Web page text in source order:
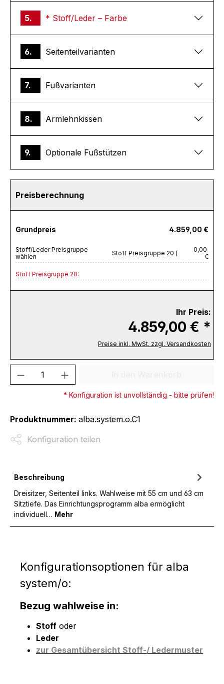
5. * Stoff/Leder – Farbe
6. Seitenteilvarianten
7. Fußvarianten
8. Armlehnkissen
9. Optionale Fußstützen
Preisberechnung
Grundpreis 4.859,00 €
Stoff/Leder Preisgruppe
wählen
Stoff Preisgruppe 20 (
0,00
€
Stoff Preisgruppe 20:
Ihr Preis:
4.859,00 € *
Preise inkl. MwSt. zzgl. Versandkosten
Produkt Anzahl: Gib den
* Konfiguration ist unvollständig - bitte prüfen!
Produktnummer: alba.system.o.C1
Konfiguration teilen
Beschreibung
Dreisitzer, Seitenteil links. Wahlweise mit 55 cm und 63 cm
Sitztiefe. Das Einrichtungsprogramm alba ermöglicht
individuell… Mehr
Konfigurationsoptionen für alba
system/o:
Bezug wahlweise in:
Stoff oder
Leder
zur Gesamtübersicht Stoff-/ Ledermuster